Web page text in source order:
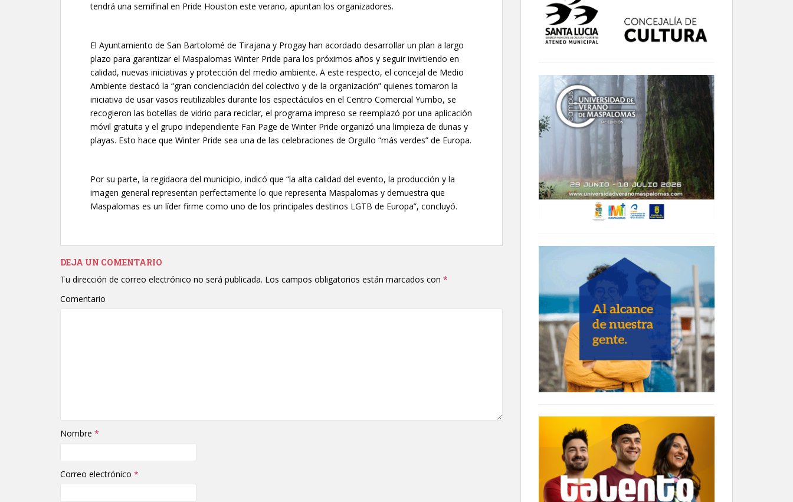
tendrá una semifinal en Pride Houston este verano, apuntan los organizadores.
El Ayuntamiento de San Bartolomé de Tirajana y Progay han acordado desarrollar un plan a largo
plazo para garantizar el Maspalomas Winter Pride para los próximos años y seguir invirtiendo en
calidad, nuevas iniciativas y protección del medio ambiente. A este respecto, el concejal de Medio
Ambiente destacó la “gran concienciación del colectivo y de la organización” quienes tomaron la
iniciativa de usar vasos reutilizables durante los espectáculos en el Centro Comercial Yumbo, se
recogieron las botellas de vidrio para reciclar, el programa impreso se reemplazó por una aplicación
móvil gratuita y el grupo independiente Fan Page de Winter Pride organizó una limpieza de dunas y
playas. Esto hace que Winter Pride sea una de las celebraciones de Orgullo “más verdes” de Europa.
Por su parte, la regidaora del municipio, indicó que “la alta calidad del evento, la producción y la
imagen general representan perfectamente lo que representa Maspalomas y demuestra que
Maspalomas es un líder firme como uno de los principales destinos LGTB de Europa”, concluyó.
DEJA UN COMENTARIO
Tu dirección de correo electrónico no será publicada. Los campos obligatorios están marcados con *
Comentario
Nombre *
Correo electrónico *